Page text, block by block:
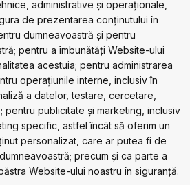
administrative și operaționale,
de prezentarea conținutului în
dumneavoastră și pentru
pentru a îmbunătăți Website-ului
acestuia; pentru administrarea
operațiunile interne, inclusiv în
a datelor, testare, cercetare,
pentru publicitate și marketing, inclusiv
specific, astfel încât să oferim un
personalizat, care ar putea fi de
precum și ca parte a
Website-ului noastru în siguranță.